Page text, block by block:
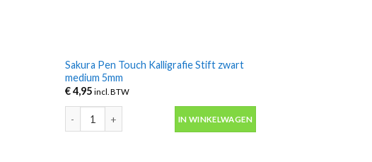
Sakura Pen Touch Kalligrafie Stift zwart
medium 5mm
€4,95 incl. BTW
IN WINKELWAGEN